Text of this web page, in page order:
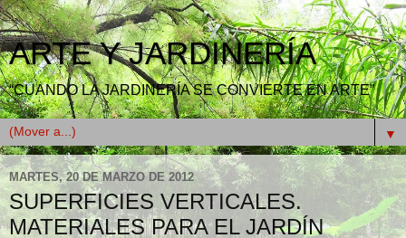
ARTE Y JARDINERÍA
“CUANDO LA JARDINERÍA SE CONVIERTE EN ARTE”
▼
MARTES, 20 DE MARZO DE 2012
SUPERFICIES VERTICALES.
MATERIALES PARA EL JARDÍN